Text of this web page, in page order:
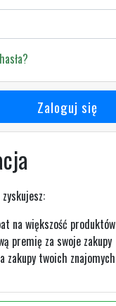
Zaloguj się
na większość produktów
premię za swoje zakupy
zakupy twoich znajomych